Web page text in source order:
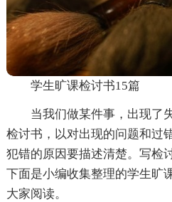
学生旷课检讨书15篇
当我们做某件事，出现了
检讨书，以对出现的问题和过
犯错的原因要描述清楚。写检
下面是小编收集整理的学生旷
大家阅读。